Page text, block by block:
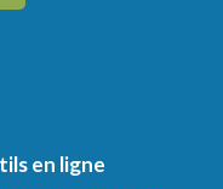
en ligne